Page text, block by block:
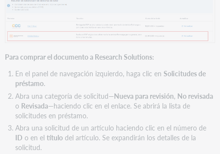
Para comprar el documento a Research Solutions:
En el panel de navegación izquierdo, haga clic en Solicitudes de
préstamo.
Abra una categoría de solicitud—Nueva para revisión, No revisada
o Revisada—haciendo clic en el enlace. Se abrirá la lista de
solicitudes en préstamo.
Abra una solicitud de un artículo haciendo clic en el número de
ID o en el títulodel artículo. Se expandirán los detalles de la
solicitud.